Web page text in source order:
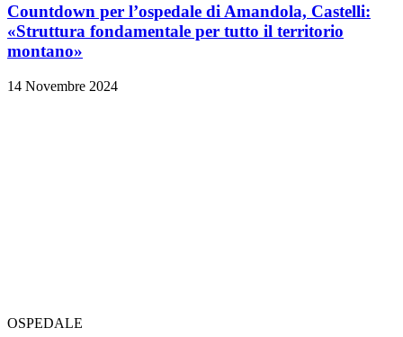
Countdown per l’ospedale di Amandola, Castelli:
«Struttura fondamentale per tutto il territorio
montano»
14 Novembre 2024
OSPEDALE